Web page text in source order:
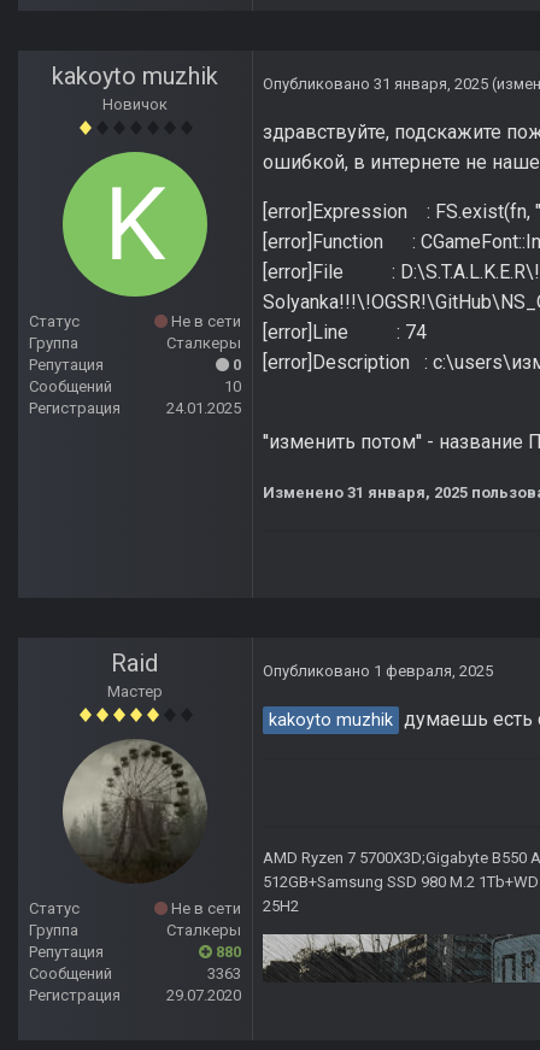
kakoyto muzhik
Новичок
Статус
Не в сети
Группа
Сталкеры
Репутация
0
Сообщений
10
Регистрация
24.01.2025
Опубликовано 31 января, 2025
здравствуйте, подскажите
ошибкой, в интернете не
[error]Expression : FS.exist(fn,
[error]Function :
[error]File :
[error]Line : 74
[error]Description :
''изменить потом'' - название
Изменено 31 января, 2025
Raid
Мастер
Статус
Не в сети
Группа
Сталкеры
Репутация
880
Сообщений
3363
Регистрация
29.07.2020
Опубликовано 1 февраля, 2025
kakoyto muzhik думаешь есть
AMD Ryzen 7 5700X3D;Gigabyte B550
512GB+Samsung SSD 980 M.2
25H2